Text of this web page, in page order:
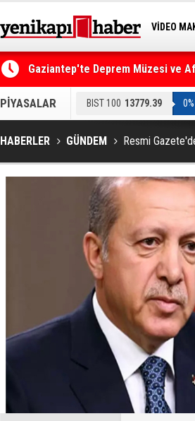
VİDEO
Gaziantep'te Deprem Müzesi ve
PİYASALAR BIST 100 13779.39 0%
HABERLER GÜNDEM Resmi